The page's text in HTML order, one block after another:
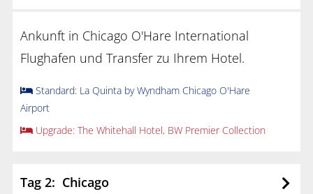
Ankunft in Chicago O'Hare International
Flughafen und Transfer zu Ihrem Hotel.
Standard: La Quinta by Wyndham Chicago O'Hare
Airport
Upgrade: The Whitehall Hotel, BW Premier Collection
Tag 2: Chicago